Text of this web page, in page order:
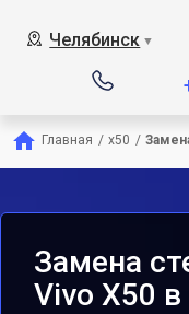
Челябинск ▼
Главная / x50 /
Замена
Vivo X50